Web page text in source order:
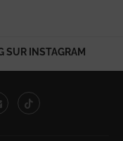
SUR INSTAGRAM